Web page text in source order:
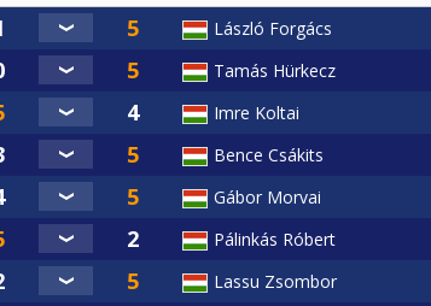
László Forgács
Tamás Hürkecz
Imre Koltai
Bence Csákits
Gábor Morvai
Pálinkás Róbert
Lassu Zsombor